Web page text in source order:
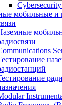
мобильные и